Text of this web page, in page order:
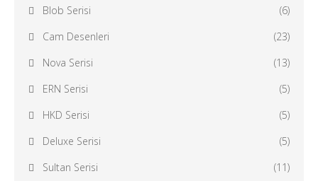
Blob Serisi
(6)
Cam Desenleri
(23)
Nova Serisi
(13)
ERN Serisi
(5)
HKD Serisi
(5)
Deluxe Serisi
(5)
Sultan Serisi
(11)